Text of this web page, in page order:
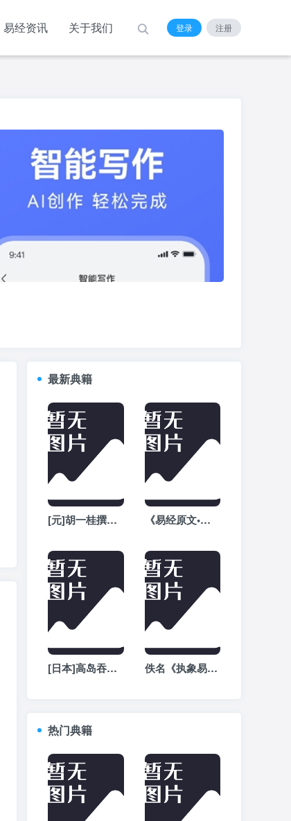
易经资讯 关于我们 登录 注册
最新典籍
[元]胡一桂撰《周易启蒙翼传外篇》全文在线阅读 《易经原文•繁体版》全文完整版
[日本]高岛吞象《高岛断易》全文阅读 佚名《执象易注》-周易白话文注解全文在线阅读
热门典籍